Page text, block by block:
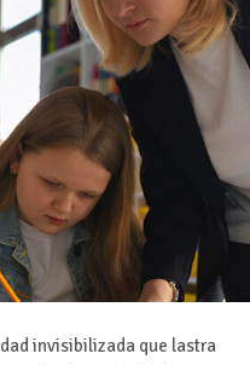
invisibilizada que lastra